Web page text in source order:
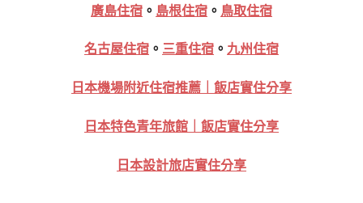
廣島住宿 。 島根住宿 。 鳥取住宿
名古屋住宿 。 三重住宿 。 九州住宿
日本機場附近住宿推薦｜飯店實住分享
日本特色青年旅館｜飯店實住分享
日本設計旅店實住分享